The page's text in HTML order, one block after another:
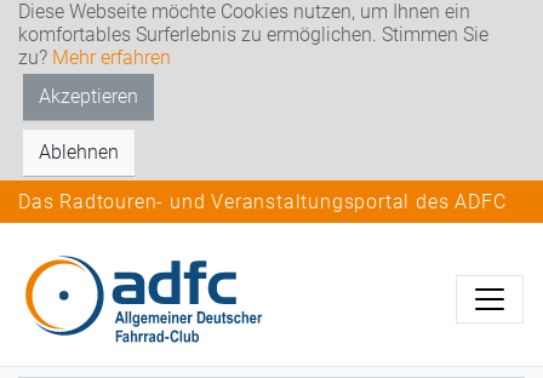
Diese Webseite möchte Cookies nutzen, um Ihnen ein
komfortables Surferlebnis zu ermöglichen. Stimmen Sie
zu? Mehr erfahren
Akzeptieren
Ablehnen
Das Radtouren- und Veranstaltungsportal des ADFC